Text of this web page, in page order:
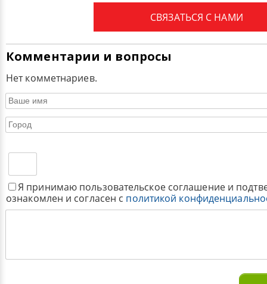
СВЯЗАТЬСЯ С НАМИ
Комментарии и вопросы
Нет комметнариев.
Я принимаю пользовательское соглашение и
ознакомлен и согласен с политикой